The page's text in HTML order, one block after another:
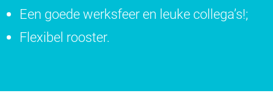
Een goede werksfeer en leuke collega’s!;
Flexibel rooster.